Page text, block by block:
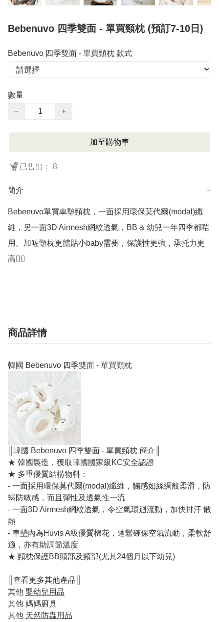
Bebenuvo 四季雙面 - 單買頸枕 (預訂7-10日)
Bebenuvo 四季雙面 - 單買頸枕 款式
數量
−
+
加至購物車
已售出： 8
簡介 −
Bebenuvo單買車墊頸枕，一面採用環保莫代爾(modal)纖
維，另一面3D Airmesh網紋透氣，BB & 幼兒一年四季都啱
用。加咗頸枕更體貼小baby需要，保護性更強，承托力更
高👍🏻
商品詳情
韓國 Bebenuvo 四季雙面 - 單買頸枕
║韓國 Bebenuvo 四季雙面 - 單買頸枕 簡介║
★ 韓國製造，獲取韓國國家級KC安全認證
★ 多重優質結構物料：
- 一面採用環保莫代爾(modal)纖維，觸感如絲綢般柔滑，防
蟎防敏感，而且彈性及透氣性一流
- 一面3D Airmesh網紋透氣，令空氣環迴流動，加快排汗 散
熱
- 車墊內為Huvis A級優質棉花，蓬鬆確保空氣流動，柔軟舒
適，亦有助調節溫度
★ 頸枕保護BB頭部及頸部(尤其24個月以下幼兒)
║查看更多其他產品║
其他 嬰幼兒用品
其他 媽媽廚具
其他 天然防蟲用品